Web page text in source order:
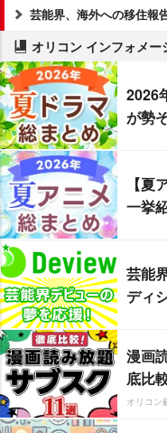
芸能界、海外への移住報
オリコン インフォメー
2026
が勢
【
一挙
芸能
ディ
漫画
底比
オリコン